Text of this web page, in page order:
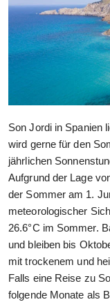
Son Jordi in Spanien
wird gerne für den
jährlichen
Aufgrund der Lage
der Sommer am 1.
meteorologischer
26.6°C im Sommer.
und bleiben bis
mit trockenem und
Falls eine Reise zu
folgende Monate als